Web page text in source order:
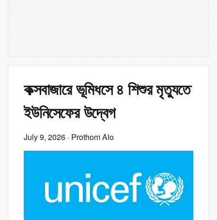
কক্সবাজারে ভূমিধসে ৪ শিশুর মৃত্যুতে
ইউনিসেফের উদ্বেগ
July 9, 2026 · Prothom Alo